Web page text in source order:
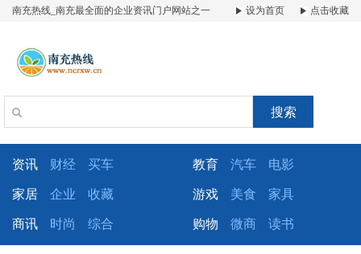
南充热线_南充最全面的企业资讯门户网站之一 设为首页 点击收藏
搜索
资讯 财经 买车 教育 汽车 电影
家居 企业 收藏 游戏 美食 家具
商讯 时尚 综合 购物 微商 读书